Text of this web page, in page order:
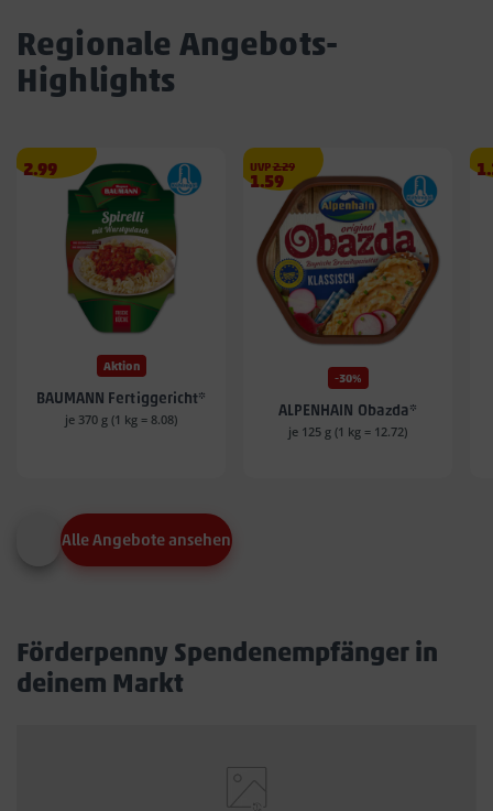
Regionale Angebots-
Highlights
Angebotspreis
2.99
2.99
Aktion
BAUMANN Fertiggericht*
je 370 g (1 kg = 8.08)
UVP2.29€
Angebotspreis
1.59
1.59
-30%
ALPENHAIN Obazda*
je 125 g (1 kg = 12.72)
Alle Angebote ansehen
Förderpenny Spendenempfänger in
deinem Markt